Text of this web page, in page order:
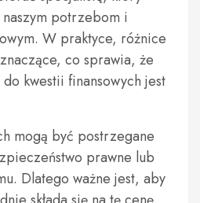
potrzebom i
W praktyce, różnice
co sprawia, że
kwestii finansowych jest
mogą być postrzegane
prawne lub
Dlatego ważne jest, aby